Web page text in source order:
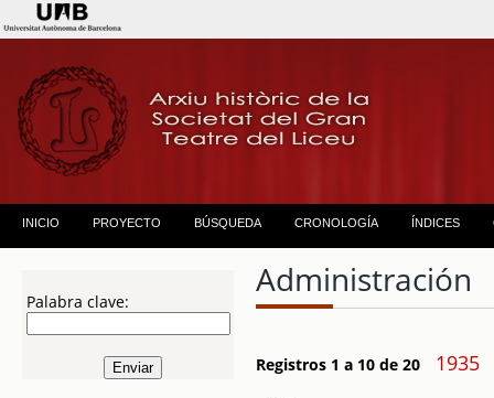
INICIO PROYECTO BÚSQUEDA CRONOLOGÍA ÍNDICES
Palabra clave:
Administración
Registros 1 a 10 de 20 1935